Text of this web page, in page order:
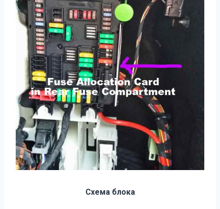
Схема блока